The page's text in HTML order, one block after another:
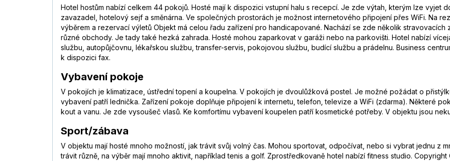
Hotel hostům nabízí celkem 44 pokojů. Hosté mají k dispozici vstupní halu s recepcí. Je zde výtah, kterým lze vyjet
zavazadel, hotelový sejf a směnárna. Ve společných prostorách je možnost internetového připojení přes WiFi. Na
výběrem a rezervací výletů Objekt má celou řadu zařízení pro handicapované. Nachází se zde několik stravovacích
různé obchody. Je tady také hezká zahrada. Hosté mohou zaparkovat v garáži nebo na parkovišti. Hotel nabízí
službu, autopůjčovnu, lékařskou službu, transfer-servis, pokojovou službu, budící službu a prádelnu. Business
k dispozici fax.
Vybavení pokoje
V pokojích je klimatizace, ústřední topení a koupelna. V pokojích je dvoulůžková postel. Je možné požádat o
vybavení patří lednička. Zařízení pokoje doplňuje připojení k internetu, telefon, televize a WiFi (zdarma). Některé
kout a vanu. Je zde vysoušeč vlasů. Ke komfortímu vybavení koupelen patří kosmetické potřeby. V objektu jsou
Sport/zábava
V objektu mají hosté mnoho možností, jak trávit svůj volný čas. Mohou sportovat, odpočívat, nebo si vybrat jednu z
trávit různě, na výběr mají mnoho aktivit, například tenis a golf. Zprostředkovaně hotel nabízí fitness studio.